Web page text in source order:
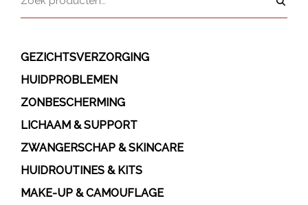
GEZICHTSVERZORGING
HUIDPROBLEMEN
ZONBESCHERMING
LICHAAM & SUPPORT
ZWANGERSCHAP & SKINCARE
HUIDROUTINES & KITS
MAKE-UP & CAMOUFLAGE